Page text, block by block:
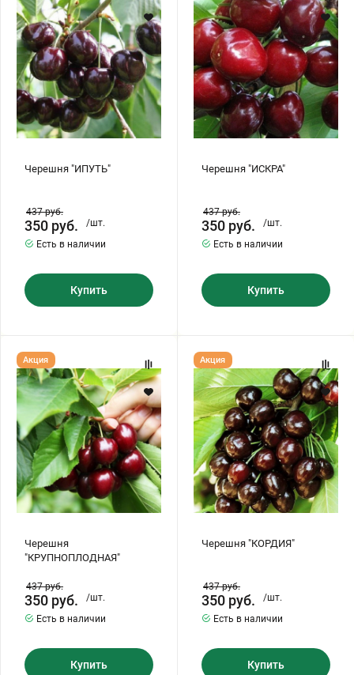
Черешня "ИПУТЬ"
437руб.
350 руб.
/шт.
Есть в наличии
Купить
Черешня "ИСКРА"
437руб.
350 руб.
/шт.
Есть в наличии
Купить
Черешня
"КРУПНОПЛОДНАЯ"
Черешня
"КРУПНОПЛОДНАЯ"
Акция
437руб.
350 руб.
/шт.
Есть в наличии
Купить
Черешня
"КОРДИЯ"
Черешня "КОРДИЯ"
Акция
437руб.
350 руб.
/шт.
Есть в наличии
Купить